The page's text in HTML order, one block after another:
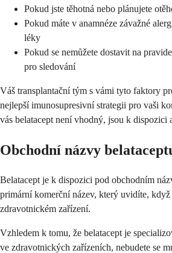
Pokud jste těhotná nebo plánujete
Pokud máte v anamnéze závažné
léky
Pokud se nemůžete dostavit na
pro sledování
Váš transplantační tým s vámi tyto faktory
nejlepší imunosupresivní strategii pro vaši
vás belatacept není vhodný, jsou k dispozici
Obchodní názvy
Belatacept je k dispozici pod obchodním
primární komerční název, který uvidíte, když
zdravotnickém zařízení.
Vzhledem k tomu, že belatacept je
ve zdravotnických zařízeních, nebudete se